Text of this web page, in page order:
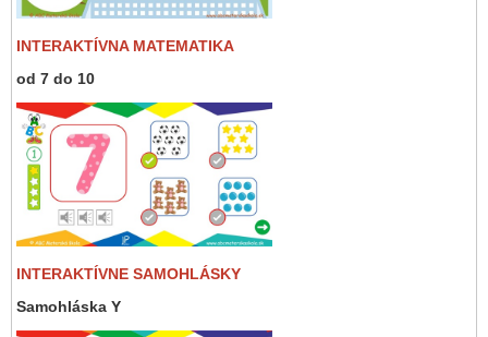
INTERAKTÍVNA MATEMATIKA
od 7 do 10
INTERAKTÍVNE SAMOHLÁSKY
Samohláska Y